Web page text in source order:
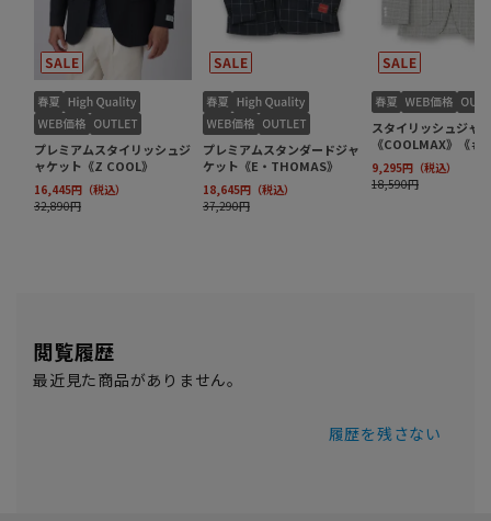
閲覧履歴
最近見た商品がありません。
履歴を残さない